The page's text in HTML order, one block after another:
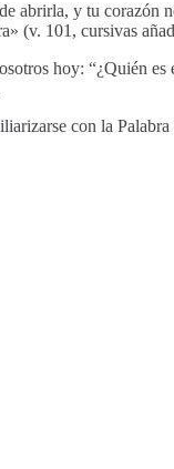
abrirla, y tu corazón
(v. 101, cursivas
hoy: “¿Quién
con la